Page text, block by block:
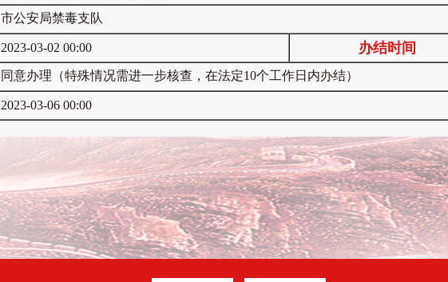
市公安局禁毒支队
2023-03-02 00:00 办结时间
同意办理（特殊情况需进一步核查，在法定10个工作日内办结）
2023-03-06 00:00